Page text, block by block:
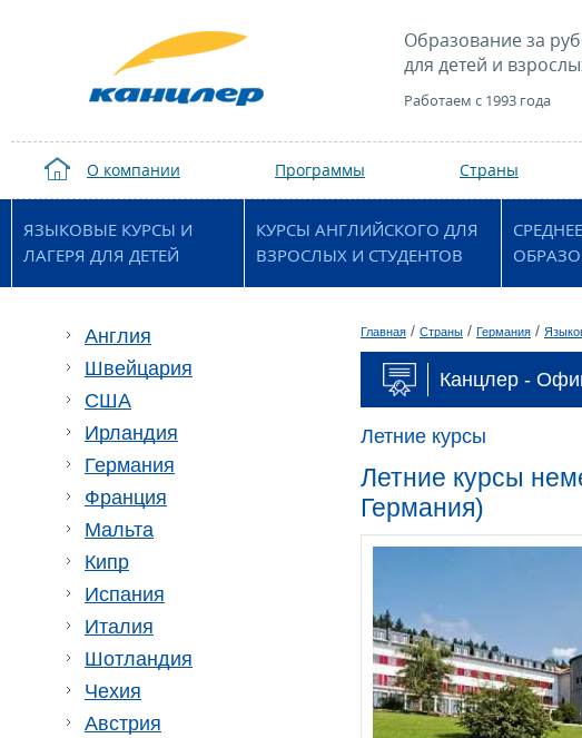
Образование за
для детей и
Работаем с 1993 года
О компании Программы Страны
ЯЗЫКОВЫЕ КУРСЫ И
ЛАГЕРЯ ДЛЯ ДЕТЕЙ
КУРСЫ АНГЛИЙСКОГО ДЛЯ
ВЗРОСЛЫХ И СТУДЕНТОВ
СРЕДНЕЕ
Англия
Швейцария
США
Ирландия
Германия
Франция
Мальта
Кипр
Испания
Италия
Шотландия
Чехия
Австрия
Главная / Страны / Германия /
Канцлер -
Летние курсы
Летние курсы
Германия)